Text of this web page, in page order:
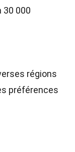
30 000
régions
préférences